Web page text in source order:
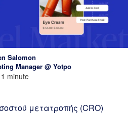
Salomon
Manager @ Yotpo
1 minute
μετατροπής (CRO)